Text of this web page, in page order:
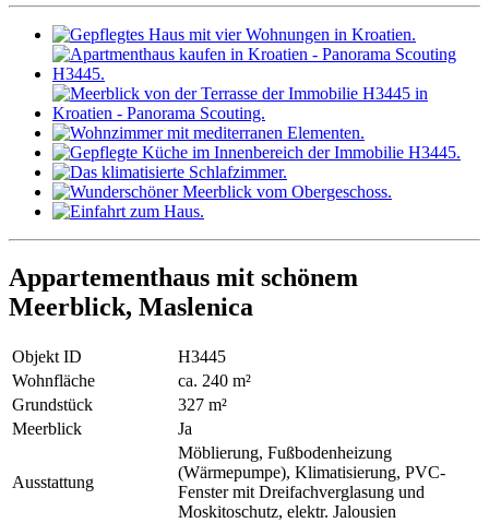
Appartementhaus mit schönem
Meerblick, Maslenica
Objekt ID
H3445
Wohnfläche
ca. 240 m²
Grundstück
327 m²
Meerblick
Ja
Ausstattung
Möblierung, Fußbodenheizung
(Wärmepumpe), Klimatisierung, PVC-
Fenster mit Dreifachverglasung und
Moskitoschutz, elektr. Jalousien